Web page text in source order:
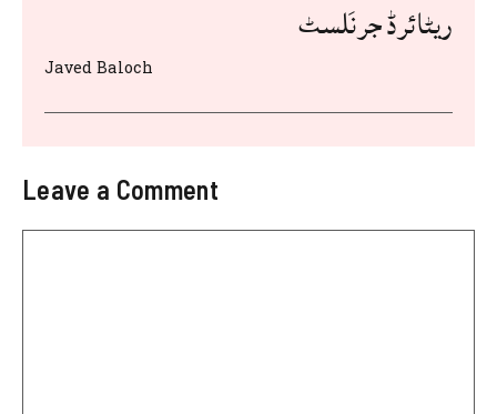
ریٹائرڈ جرنَلسٹ
Javed Baloch
Leave a Comment